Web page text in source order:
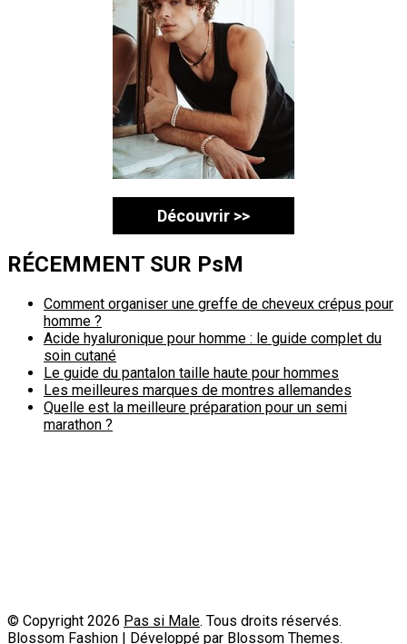
Découvrir >>
RÉCEMMENT SUR PsM
Comment organiser une greffe de cheveux crépus pour
homme ?
Acide hyaluronique pour homme : le guide complet du
soin cutané
Le guide du pantalon taille haute pour hommes
Les meilleures marques de montres allemandes
Quelle est la meilleure préparation pour un semi
marathon ?
© Copyright 2026 Pas si Male. Tous droits réservés.
Blossom Fashion | Développé par Blossom Themes.